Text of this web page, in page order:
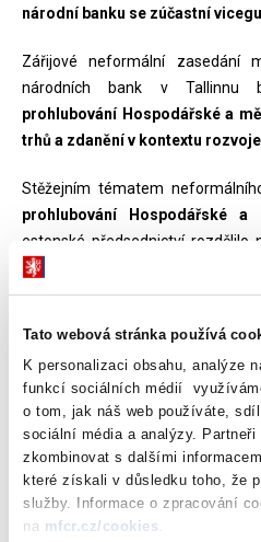
Tato webová stránka používá
K personalizaci obsahu, analýze
funkcí sociálních médií
o tom, jak náš web používáte,
sociální média a analýzy. Partneři
zkombinovat s dalšími
které získali v důsledku toho, že
služby. Informace o zpracování
na mfcr.cz/cookies
národní banku se zúčastní
Zářijové neformální zasedání
národních bank v Tallinnu
prohlubování Hospodářské a
trhů a zdanění v kontextu
Stěžejním tématem
prohlubování Hospodářské a
estonské předsednictví rozdělilo
pracovního oběda se
evropských financí a
Navazující odpolední
guvernéři národních bank, pak
současných pravidel
spolupráce v rámci HMU. Obě
knihu o budoucnosti EUa na ni
prohlubování HMUabudoucnosti
Ministři a guvernéři budou